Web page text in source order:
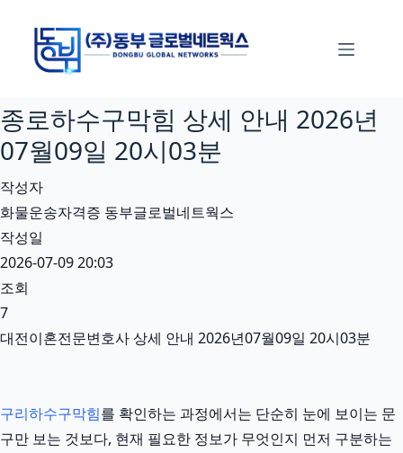
건
너
뛰
기
종로하수구막힘 상세 안내 2026년
07월09일 20시03분
작성자
화물운송자격증 동부글로벌네트웍스
작성일
2026-07-09 20:03
조회
7
대전이혼전문변호사 상세 안내 2026년07월09일 20시03분
구리하수구막힘를 확인하는 과정에서는 단순히 눈에 보이는 문
구만 보는 것보다, 현재 필요한 정보가 무엇인지 먼저 구분하는